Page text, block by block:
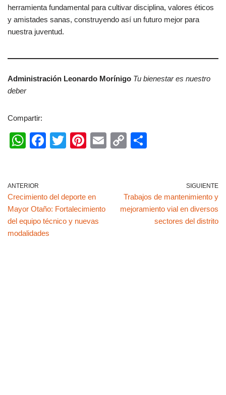
herramienta fundamental para cultivar disciplina, valores éticos
y amistades sanas, construyendo así un futuro mejor para
nuestra juventud.
Administración Leonardo Morínigo Tu bienestar es nuestro
deber
Compartir:
W
s
A
p
p
F
b
o
o
T
Pi
st
E
C
Li ar
tir
ANTERIOR
Crecimiento del deporte en
Mayor Otaño: Fortalecimiento
del equipo técnico y nuevas
modalidades
SIGUIENTE
Trabajos de mantenimiento y
mejoramiento vial en diversos
sectores del distrito